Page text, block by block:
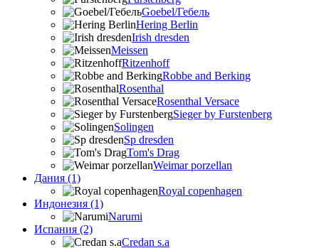
Goebel/Гебель
Hering Berlin
Irish dresden
Meissen
Ritzenhoff
Robbe and Berking
Rosenthal
Rosenthal Versace
Sieger by Furstenberg
Solingen
Sp dresden
Tom's Drag
Weimar porzellan
Дания (1)
Royal copenhagen
Индонезия (1)
Narumi
Испания (2)
Credan s.a